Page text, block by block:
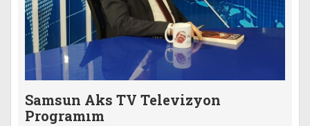
Samsun Aks TV Televizyon
Programım